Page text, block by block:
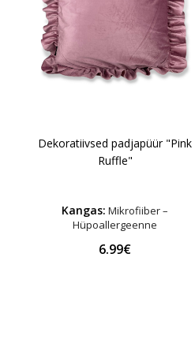
Dekoratiivsed padjapüür "Pink
Ruffle"
Kangas: Mikrofiiber –
Hüpoallergeenne
6.99€